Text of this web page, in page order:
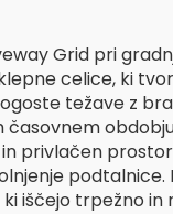
Grid pri
celice, ki
težave z
privlačen
iščejo trpežno in